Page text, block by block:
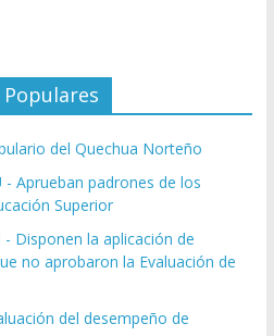
del Quechua Norteño
- Aprueban padrones de los
Superior
- Disponen la aplicación de
no aprobaron la Evaluación de
del desempeño de